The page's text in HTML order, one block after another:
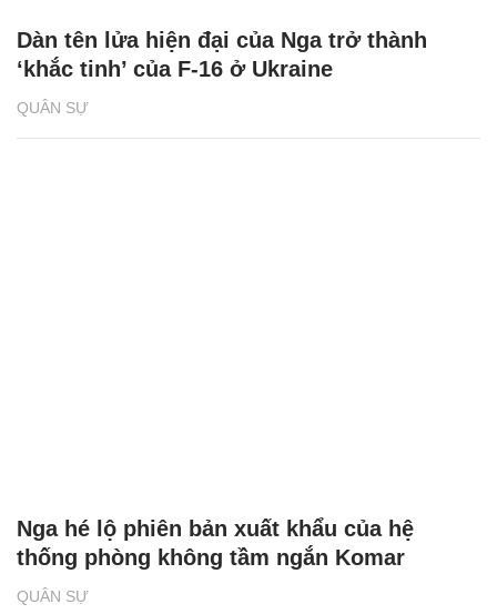
QUÂN SỰ
Dàn tên lửa hiện đại của Nga trở thành
‘khắc tinh’ của F-16 ở Ukraine
QUÂN SỰ
Nga hé lộ phiên bản xuất khẩu của hệ
thống phòng không tầm ngắn Komar